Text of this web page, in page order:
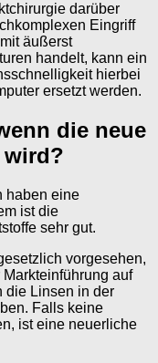
darüber
Eingriff
äußerst
handelt, kann ein
hierbei
ersetzt werden.
die neue
wird?
haben eine
ist die
sehr gut.
vorgesehen,
auf
die Linsen in der
Falls keine
ist eine neuerliche